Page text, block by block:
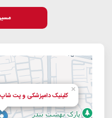
کلینیک دامپزشکی و پت
×